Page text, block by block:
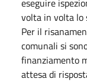
volta in volta lo
Per il
comunali si
finanziamento
attesa di